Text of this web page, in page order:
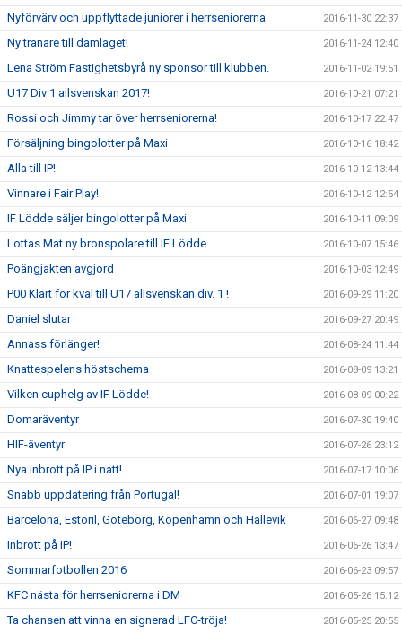
Nyförvärv och uppflyttade juniorer i herrseniorerna 2016-11-30 22:37
Ny tränare till damlaget! 2016-11-24 12:40
Lena Ström Fastighetsbyrå ny sponsor till klubben. 2016-11-02 19:51
U17 Div 1 allsvenskan 2017! 2016-10-21 07:21
Rossi och Jimmy tar över herrseniorerna! 2016-10-17 22:47
Försäljning bingolotter på Maxi 2016-10-16 18:42
Alla till IP! 2016-10-12 13:44
Vinnare i Fair Play! 2016-10-12 12:54
IF Lödde säljer bingolotter på Maxi 2016-10-11 09:09
Lottas Mat ny bronspolare till IF Lödde. 2016-10-07 15:46
Poängjakten avgjord 2016-10-03 12:49
P00 Klart för kval till U17 allsvenskan div. 1 ! 2016-09-29 11:20
Daniel slutar 2016-09-27 20:49
Annass förlänger! 2016-08-24 11:44
Knattespelens höstschema 2016-08-09 13:21
Vilken cuphelg av IF Lödde! 2016-08-09 00:22
Domaräventyr 2016-07-30 19:40
HIF-äventyr 2016-07-26 23:12
Nya inbrott på IP i natt! 2016-07-17 10:06
Snabb uppdatering från Portugal! 2016-07-01 19:07
Barcelona, Estoril, Göteborg, Köpenhamn och Hällevik 2016-06-27 09:48
Inbrott på IP! 2016-06-26 13:47
Sommarfotbollen 2016 2016-06-23 09:57
KFC nästa för herrseniorerna i DM 2016-05-26 15:12
Ta chansen att vinna en signerad LFC-tröja! 2016-05-25 20:55